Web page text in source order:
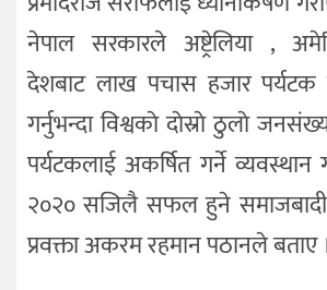
नेपाल सरकारले अष्ट्रेलिया ,
देशबाट लाख पचास हजार पर्यटक
गर्नुभन्दा विश्वकाे दाेस्राे ठुलाे
पर्यटकलाई अकर्षित गर्ने
२०२० सजिलै सफल हुने समाजबादी
प्रवक्ता अकरम रहमान पठानले बताए